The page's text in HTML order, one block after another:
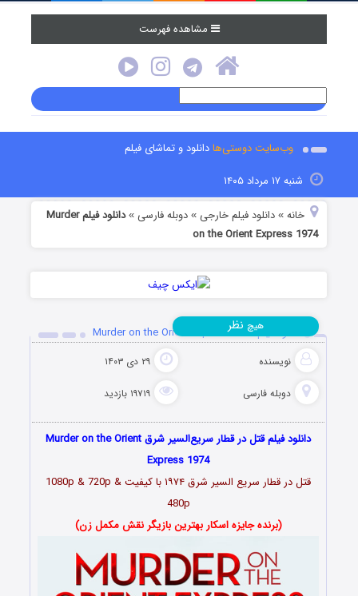
مشاهده فهرست
وب‌سایت دوستی‌هادانلود و تماشای فیلم
شنبه ۱۷ مرداد ۱۴۰۵
خانه »دانلود فیلم خارجی »دوبله فارسی »
دانلود فیلم Murder
on the Orient Express 1974
دانلود فیلم Murder on the Orient Express 1974
نویسنده ۲۹ دی ۱۴۰۳
دوبله فارسی ۱۹۷۱۹ بازدید
هیچ نظر
دانلود فیلم قتل در قطار سریع‌السیر شرق Murder on the Orient
Express 1974
قتل در قطار سریع السیر شرق ۱۹۷۴ با کیفیت 1080p & 720p &
480p
(برنده جایزه اسکار بهترین بازیگر نقش مکمل زن)